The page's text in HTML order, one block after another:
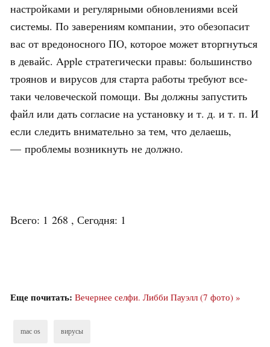
настройками и регулярными обновлениями всей
системы. По заверениям компании, это обезопасит
вас от вредоносного ПО, которое может вторгнуться
в девайс. Apple стратегически правы: большинство
троянов и вирусов для старта работы требуют все-
таки человеческой помощи. Вы должны запустить
файл или дать согласие на установку и т. д. и т. п. И
если следить внимательно за тем, что делаешь,
— проблемы возникнуть не должно.
Всего: 1 268 , Сегодня: 1
Еще почитать: Вечернее селфи. Либби Пауэлл (7 фото) »
mac os вирусы